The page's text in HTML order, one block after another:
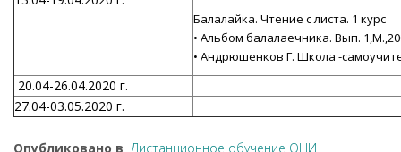
Балалайка. Чтение с листа. 1 курс
• Альбом балалаечника. Вып.
• Андрюшенков Г. Школа -
20.04-26.04.2020 г.
27.04-03.05.2020 г.
Опубликовано в Дистанционное обучение ОНИ